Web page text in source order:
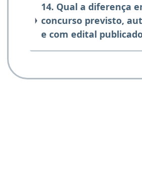
14. Qual a diferença
concurso previsto,
e com edital